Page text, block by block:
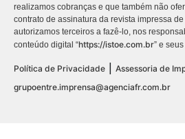
realizamos cobranças e que também não
contrato de assinatura da revista impressa
autorizamos terceiros a fazê-lo, nos
conteúdo digital “https://istoe.com.br” e
Política de Privacidade | Assessoria de
grupoentre.imprensa@agenciafr.com.br